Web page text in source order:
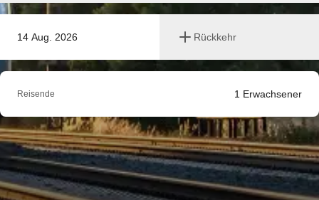
14 Aug. 2026 Rückkehr
Reisende 1 Erwachsener